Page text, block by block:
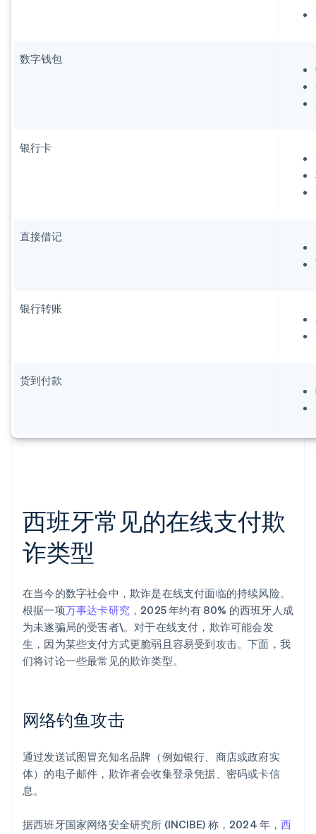
数字钱包
银行卡
直接借记
银行转账
货到付款
西班牙常见的在线支付欺
诈类型
在当今的数字社会中，欺诈是在线支付面临的持续风险。
根据一项万事达卡研究 ，2025 年约有 80% 的西班牙人成
为未遂骗局的受害者\。对于在线支付，欺诈可能会发
生，因为某些支付方式更脆弱且容易受到攻击。下面，我
们将讨论一些最常见的欺诈类型。
网络钓鱼攻击
通过发送试图冒充知名品牌（例如银行、商店或政府实
体）的电子邮件，欺诈者会收集登录凭据、密码或卡信
息。
据西班牙国家网络安全研究所 (INCIBE) 称，2024 年，西